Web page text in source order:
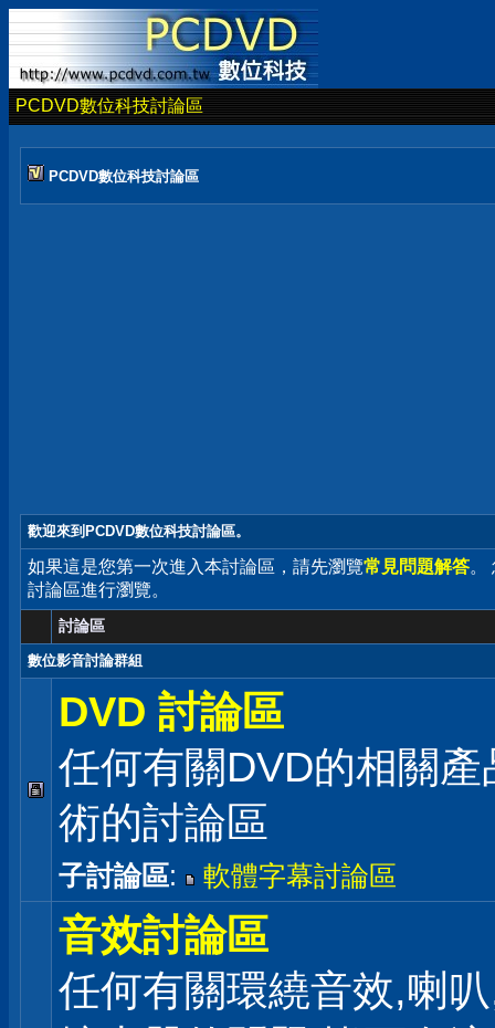
PCDVD數位科技討論區
PCDVD數位科技討論區
歡迎來到PCDVD數位科技討論區。
如果這是您第一次進入本討論區，請先瀏覽常見問題解答。
討論區進行瀏覽。
討論區
數位影音討論群組
DVD 討論區
任何有關DVD的相關
術的討論區
子討論區: 軟體字幕討論區
音效討論區
任何有關環繞音效,喇